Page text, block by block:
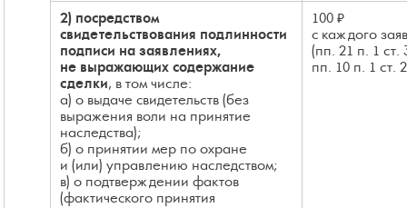
2) посредством
свидетельствования подлинности
подписи на заявлениях,
не выражающих содержание
сделки, в том числе:
а) о выдаче свидетельств (без
выражения воли на принятие
наследства);
б) о принятии мер по охране
и (или) управлению наследством;
в) о подтверждении фактов
(фактического принятия
100 ₽
с каждого
(пп. 21 п. 1 ст.
пп. 10 п. 1 ст.